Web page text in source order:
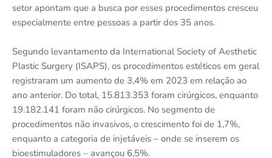
setor apontam que a busca por esses procedimentos cresceu
especialmente entre pessoas a partir dos 35 anos.
Segundo levantamento da International Society of Aesthetic
Plastic Surgery (ISAPS), os procedimentos estéticos em geral
registraram um aumento de 3,4% em 2023 em relação ao
ano anterior. Do total, 15.813.353 foram cirúrgicos, enquanto
19.182.141 foram não cirúrgicos. No segmento de
procedimentos não invasivos, o crescimento foi de 1,7%,
enquanto a categoria de injetáveis – onde se inserem os
bioestimuladores – avançou 6,5%.